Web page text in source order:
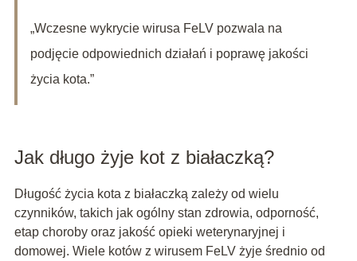
„Wczesne wykrycie wirusa FeLV pozwala na
podjęcie odpowiednich działań i poprawę jakości
życia kota.”
Jak długo żyje kot z białaczką?
Długość życia kota z białaczką zależy od wielu
czynników, takich jak ogólny stan zdrowia, odporność,
etap choroby oraz jakość opieki weterynaryjnej i
domowej. Wiele kotów z wirusem FeLV żyje średnio od